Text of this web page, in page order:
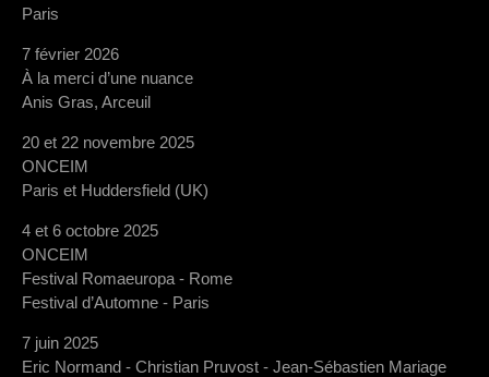
Paris
7 février 2026
À la merci d’une nuance
Anis Gras, Arceuil
20 et 22 novembre 2025
ONCEIM
Paris et Huddersfield (UK)
4 et 6 octobre 2025
ONCEIM
Festival Romaeuropa - Rome
Festival d’Automne - Paris
7 juin 2025
Eric Normand - Christian Pruvost - Jean-Sébastien Mariage